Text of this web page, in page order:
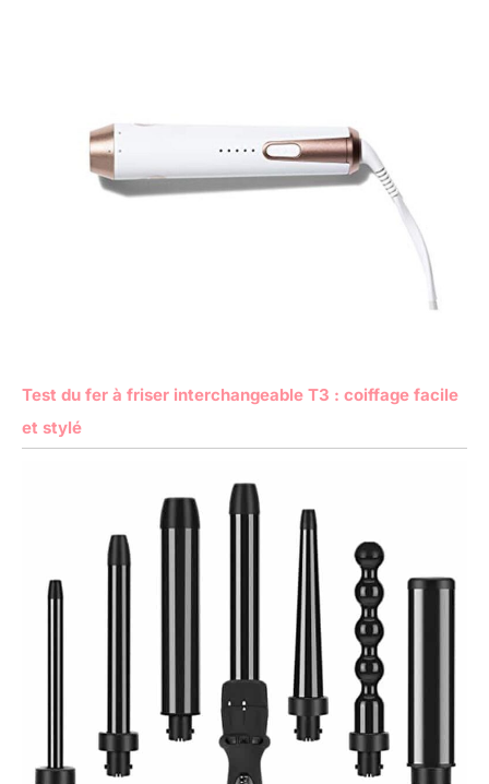
Test du fer à friser interchangeable T3 : coiffage facile
et stylé